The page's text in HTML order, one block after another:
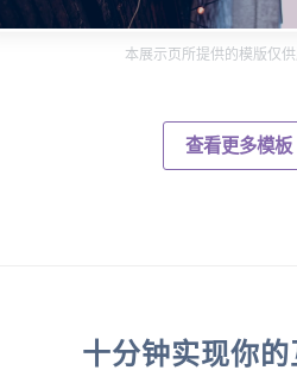
本展示页所提供的模版仅
查看更多模板
十分钟实现你的